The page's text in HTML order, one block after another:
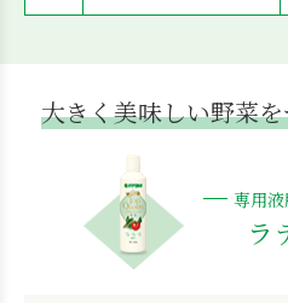
大きく美味しい野菜
専用
ラ